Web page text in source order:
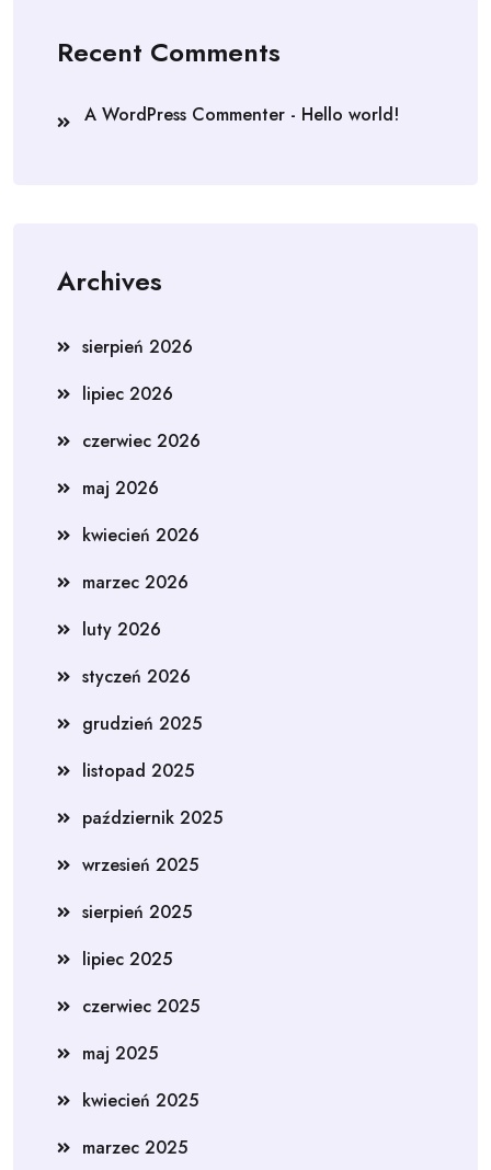
Recent Comments
A WordPress Commenter - Hello world!
Archives
sierpień 2026
lipiec 2026
czerwiec 2026
maj 2026
kwiecień 2026
marzec 2026
luty 2026
styczeń 2026
grudzień 2025
listopad 2025
październik 2025
wrzesień 2025
sierpień 2025
lipiec 2025
czerwiec 2025
maj 2025
kwiecień 2025
marzec 2025